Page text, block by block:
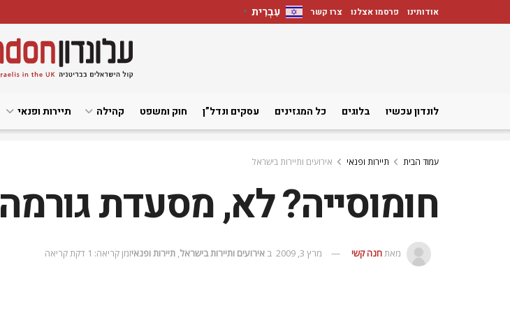
אודותינו פרסמו אצלנו צרו קשר עִבְרִית ▼
לונדון עכשיו בלוגים כל המגזינים עסקים ונדל”ן חוק ומשפט קהילה תיירות ופנאי
עמוד הבית תיירות ופנאי אירועים ותיירות בישראל
חומוסייה? לא, מסעדת גורמה
מאתחנה קשי מרץ 3, 2009 ב אירועים ותיירות בישראל, תיירות ופנאיזמן קריאה: 1 דקת קריאה